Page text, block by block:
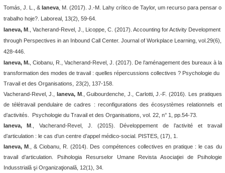
Tomás, J. L., & Ianeva, M. (2017). J.-M. Lahy crítico de Taylor, um recurso para pensar o
trabalho hoje?. Laboreal , 13(2), 59-64.
Ianeva, M ., Vacherand-Revel, J., Licoppe, C. (2017). Accounting for Activity Development
through Perspectives in an Inbound Call Center. Journal of Workplace Learning, vol.29(6),
428-446.
Ianeva, M., Ciobanu, R., Vacherand-Revel, J. (2017). De l’aménagement des bureaux à la
transformation des modes de travail : quelles répercussions collectives ? Psychologie du
Travail et des Organisations, 23(2), 137-158.
Vacherand-Revel, J.,
Ianeva, M ., Guibourdenche, J., Carlotti, J.-F. (2016). Les pratiques
de télétravail pendulaire de cadres : reconfigurations des écosystèmes relationnels et
d’activités.
Psychologie du Travail et des Organisations, vol. 22, n° 1, pp.54-73.
Ianeva, M ., Vacherand-Revel, J. (2015). Développement de l’activité et travail
d’articulation : le cas d’un centre d’appel médico-social. PISTES, (17), 1.
Ianeva, M ., & Ciobanu, R. (2014). Des compétences collectives en pratique : le cas du
travail d’articulation.
Psihologia Resurselor Umane Revista Asociaţiei de Psihologie
Indusstrială şi Organizaţională, 12(1), 34.